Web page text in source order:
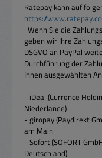
Ratepay kann auf
https://
Wenn Sie die
geben wir Ihre
DSGVO an PayPal
Durchführung der
Ihnen ausgewählten
- iDeal (Currence
Niederlande)
- giropay (Paydirekt
am Main
- Sofort (SOFORT
Deutschland)